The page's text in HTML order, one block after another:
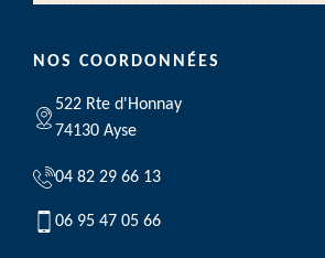
NOS COORDONNÉES
522 Rte d'Honnay
74130 Ayse
04 82 29 66 13
06 95 47 05 66